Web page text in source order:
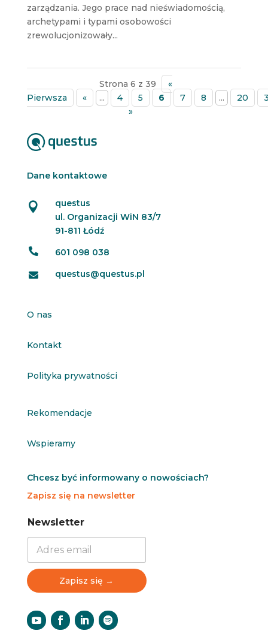
zarządzania. Jego prace nad nieświadomością,
archetypami i typami osobowości
zrewolucjonizowały...
Strona 6 z 39
«
Pierwsza
« ... 4 5 6 7 8 ... 20
»
Dane kontaktowe

questus
ul. Organizacji WiN 83/7
91-811 Łódź
 601 098 038
 questus@questus.pl
O nas
Kontakt
Polityka prywatności
Rekomendacje
Wspieramy
Chcesz być informowany o nowościach?
Zapisz się na newsletter
N
e
t
e
r
N
e
t
e
r
Newsletter
Zapisz się →